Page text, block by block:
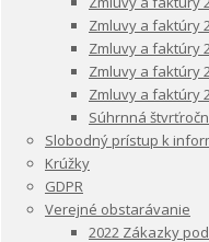
Zmluvy a faktúry
Zmluvy a faktúry
Zmluvy a faktúry
Zmluvy a faktúry
Súhrnná
Slobodný prístup k
Krúžky
GDPR
Verejné obstarávanie
2022 Zákazky